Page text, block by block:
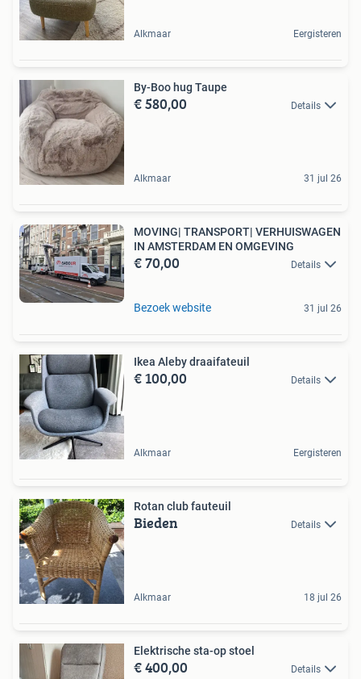
Alkmaar Eergisteren
By-Boo hug Taupe
€ 580,00 Details
Alkmaar 31 jul 26
MOVING| TRANSPORT| VERHUISWAGEN
IN AMSTERDAM EN OMGEVING
€ 70,00 Details
Bezoek website 31 jul 26
Ikea Aleby draaifateuil
€ 100,00 Details
Alkmaar Eergisteren
Rotan club fauteuil
Bieden Details
Alkmaar 18 jul 26
Elektrische sta-op stoel
€ 400,00 Details